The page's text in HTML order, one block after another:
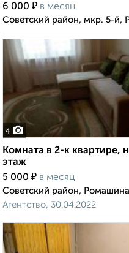
6 000 ₽ в месяц
Советский район, мкр. 5-й,
4
Комната в 2-к квартире,
этаж
5 000 ₽ в месяц
Советский район,
Агентство, 30.04.2022